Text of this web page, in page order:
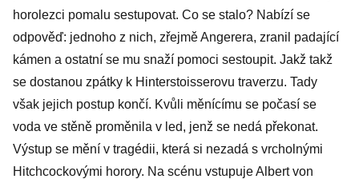
horolezci pomalu sestupovat. Co se stalo? Nabízí se
odpověď: jednoho z nich, zřejmě Angerera, zranil padající
kámen a ostatní se mu snaží pomoci sestoupit. Jakž takž
se dostanou zpátky k Hinterstoisserovu traverzu. Tady
však jejich postup končí. Kvůli měnícímu se počasí se
voda ve stěně proměnila v led, jenž se nedá překonat.
Výstup se mění v tragédii, která si nezadá s vrcholnými
Hitchcockovými horory. Na scénu vstupuje Albert von